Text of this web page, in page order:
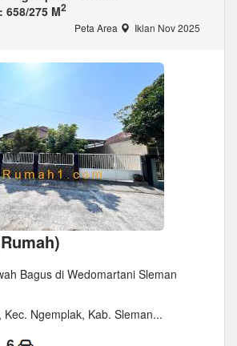
658/275 M2
Peta Area Iklan Nov 2025
Bagus di Wedomartani Sleman
Ngemplak, Kab. Sleman...